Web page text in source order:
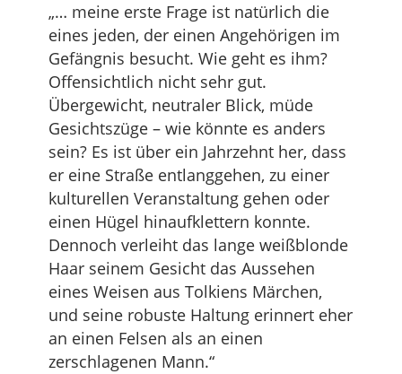
„… meine erste Frage ist natürlich die
eines jeden, der einen Angehörigen im
Gefängnis besucht. Wie geht es ihm?
Offensichtlich nicht sehr gut.
Übergewicht, neutraler Blick, müde
Gesichtszüge – wie könnte es anders
sein? Es ist über ein Jahrzehnt her, dass
er eine Straße entlanggehen, zu einer
kulturellen Veranstaltung gehen oder
einen Hügel hinaufklettern konnte.
Dennoch verleiht das lange weißblonde
Haar seinem Gesicht das Aussehen
eines Weisen aus Tolkiens Märchen,
und seine robuste Haltung erinnert eher
an einen Felsen als an einen
zerschlagenen Mann.“